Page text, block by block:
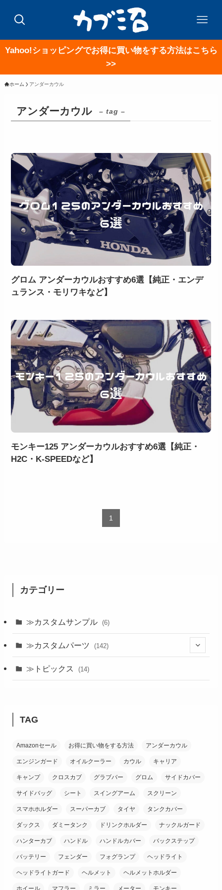
Yahoo!ショッピングでお得に買い物をする方法はこちら
>>
ホーム アンダーカウル
アンダーカウル – tag –
グロム アンダーカウルおすすめ6選【純正・エンデ
ュランス・モリワキなど】
モンキー125 アンダーカウルおすすめ6選【純正・
H2C・K-SPEEDなど】
1
カテゴリー
≫カスタムサンプル (6)
≫カスタムパーツ (142)
(26)
≫トピックス (14)
TAG
Amazonセール お得に買い物をする方法 アンダーカウル
エンジンガード オイルクーラー カウル キャリア
キャンプ クロスカブ グラブバー グロム サイドカバー
サイドバッグ シート スイングアーム スクリーン
スマホホルダー スーパーカブ タイヤ タンクカバー
ダックス ダミータンク ドリンクホルダー ナックルガード
ハンターカブ ハンドル ハンドルカバー バックステップ
バッテリー フェンダー フォグランプ ヘッドライト
ヘッドライトガード ヘルメット ヘルメットホルダー